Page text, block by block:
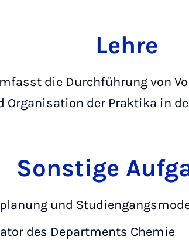
Lehre
die Durchführung von
Organisation der Praktika in
Sonstige
und
des Departments Chemie